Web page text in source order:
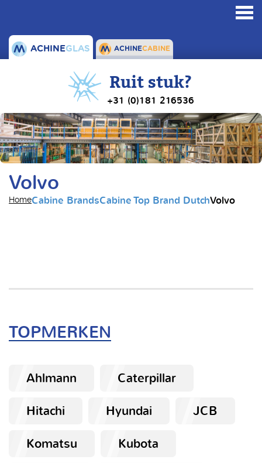
ACHINEGLAS ACHINECABINE
Ruit stuk?
+31 (0)181 216536
Volvo
HomeCabine BrandsCabine Top Brand DutchVolvo
TOPMERKEN
Ahlmann
Caterpillar
Hitachi
Hyundai
JCB
Komatsu
Kubota